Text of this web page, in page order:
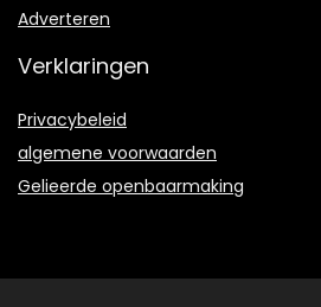
Adverteren
Verklaringen
Privacybeleid
algemene voorwaarden
Gelieerde openbaarmaking